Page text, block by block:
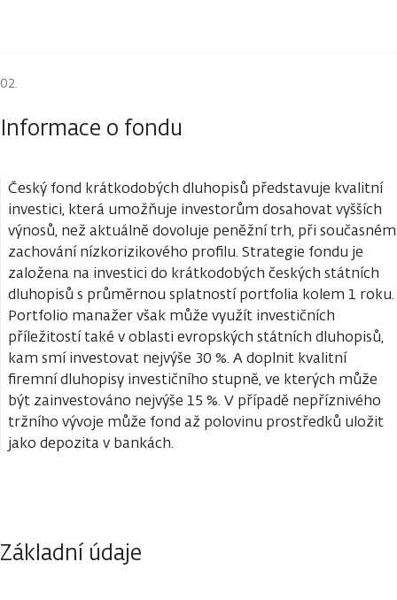
Informace o fondu
Český fond krátkodobých dluhopisů představuje kvalitní
investici, která umožňuje investorům dosahovat vyšších
výnosů, než aktuálně dovoluje peněžní trh, při současném
zachování nízkorizikového profilu. Strategie fondu je
založena na investici do krátkodobých českých státních
dluhopisů s průměrnou splatností portfolia kolem 1 roku.
Portfolio manažer však může využít investičních
příležitostí také v oblasti evropských státních dluhopisů,
kam smí investovat nejvýše 30 %. A doplnit kvalitní
firemní dluhopisy investičního stupně, ve kterých může
být zainvestováno nejvýše 15 %. V případě nepříznivého
tržního vývoje může fond až polovinu prostředků uložit
jako depozita v bankách.
Základní údaje